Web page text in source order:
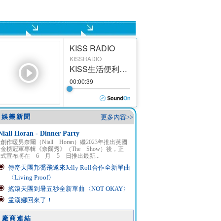
更多內容>>
娛樂新聞
Horan - Dinner Party
創作暖男奈爾（Niall Horan）繼2023年推出英國
金榜冠軍專輯《奈爾秀》（The Show）後，正
式宣布將在 6 月 5 日推出最新...
傳奇天團邦喬飛邀來Jelly Roll合作全新單曲
〈Living Proof〉
搖滾天團到暑五秒全新單曲〈NOT OKAY〉
孟漢娜回來了！
廠商連結